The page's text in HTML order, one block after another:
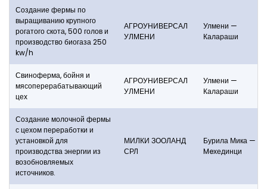
Создание фермы по
выращиванию крупного
рогатого скота, 500 голов и
производство биогаза 250
kw/h
АГРОУНИВЕРСАЛ
УЛМЕНИ
Улмени —
Калараши
Свиноферма, бойня и
мясоперерабатывающий
цех
АГРОУНИВЕРСАЛ
УЛМЕНИ
Улмени —
Калараши
Создание молочной фермы
с цехом переработки и
установкой для
производства энергии из
возобновляемых
источников.
МИЛКИ ЗООЛАНД
СРЛ
Бурила Мика —
Meхединци